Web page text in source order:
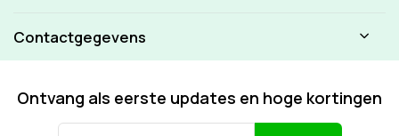
Contactgegevens
Ontvang als eerste updates en hoge kortingen